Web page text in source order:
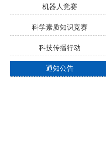
机器人竞赛
科学素质知识竞赛
科技传播行动
通知公告